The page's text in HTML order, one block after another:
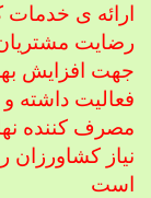
ارائه ی
رضایت
جهت افزایش
فعالیت داشته
مصرف کننده
نیاز
است